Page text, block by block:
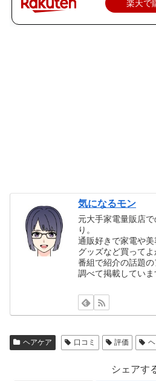
楽天で
気になるモン
元大手家電量販店
り。
通販好きで家電や
グッズなど買って
番組で紹介の話題
調べて掲載していま
ヘアケア 口コミ 評価
シェアす